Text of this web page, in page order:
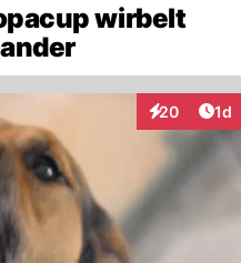
wirbelt
20
Interaktionen
1d